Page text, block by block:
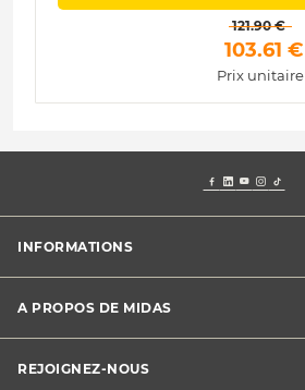
121.90 €
103.61 €
Prix unitaire
INFORMATIONS
Charte des cookies
Charte des données personnelles
CGV
A PROPOS DE MIDAS
Midas France
REJOIGNEZ-NOUS